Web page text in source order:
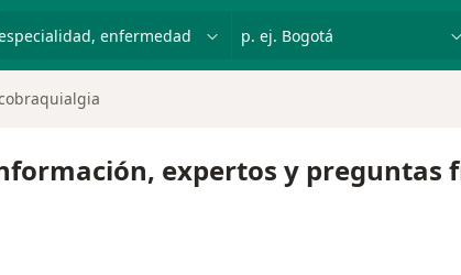
p. ej. Bogotá
expertos y preguntas